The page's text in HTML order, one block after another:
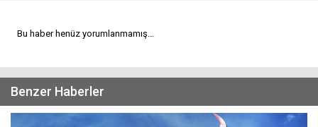
Bu haber henüz yorumlanmamış...
Benzer Haberler